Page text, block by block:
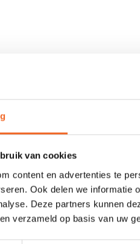
van cookies
content en advertenties te
Ook delen we
Deze partners kunnen
verzameld op basis van uw
peddel met een aluminium
Rim PU